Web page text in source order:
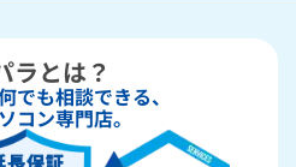
ラとは？
でも相談できる、
コン専門店。